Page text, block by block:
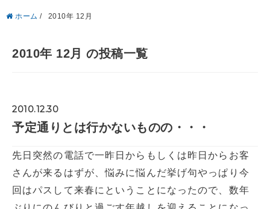
ホーム / 2010年 12月
2010年 12月 の投稿一覧
2010.12.30
予定通りとは行かないものの・・・
先日突然の電話で一昨日からもしくは昨日からお客
さんが来るはずが、悩みに悩んだ挙げ句やっぱり今
回はパスして来春にということになったので、数年